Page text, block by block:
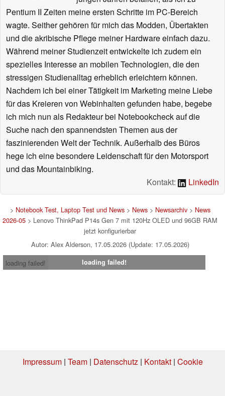
Pentium II Zeiten meine ersten Schritte im PC-Bereich
wagte. Seither gehören für mich das Modden, Übertakten
und die akribische Pflege meiner Hardware einfach dazu.
Während meiner Studienzeit entwickelte ich zudem ein
spezielles Interesse an mobilen Technologien, die den
stressigen Studienalltag erheblich erleichtern können.
Nachdem ich bei einer Tätigkeit im Marketing meine Liebe
für das Kreieren von Webinhalten gefunden habe, begebe
ich mich nun als Redakteur bei Notebookcheck auf die
Suche nach den spannendsten Themen aus der
faszinierenden Welt der Technik. Außerhalb des Büros
hege ich eine besondere Leidenschaft für den Motorsport
und das Mountainbiking.
Kontakt:
LinkedIn
> Notebook Test, Laptop Test und News> News> Newsarchiv> News
2026-05 > Lenovo ThinkPad P14s Gen 7 mit 120Hz OLED und 96GB RAM
jetzt konfigurierbar
Autor: Alex Alderson, 17.05.2026 (Update: 17.05.2026)
loading failed!
loading failed!
Impressum| Team| Datenschutz| Kontakt| Cookie